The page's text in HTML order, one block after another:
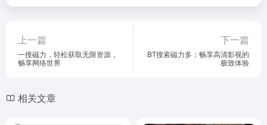
上一篇
一搜磁力，轻松获取无限资源，
畅享网络世界
下一篇
BT搜索磁力多：畅享高清影视的
极致体验
相关文章